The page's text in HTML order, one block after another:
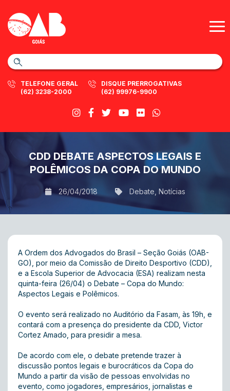
TELEFONE GERAL
(62) 3238-2000
DISQUE PRERROGATIVAS
(62) 99976-9900
CDD DEBATE ASPECTOS LEGAIS E
POLÊMICOS DA COPA DO MUNDO
26/04/2018 Debate Notícias
A Ordem dos Advogados do Brasil – Seção Goiás (OAB-
GO), por meio da Comissão de Direito Desportivo (CDD),
e a Escola Superior de Advocacia (ESA) realizam nesta
quinta-feira (26/04) o Debate – Copa do Mundo:
Aspectos Legais e Polêmicos.
O evento será realizado no Auditório da Fasam, às 19h, e
contará com a presença do presidente da CDD, Victor
Cortez Amado, para presidir a mesa.
De acordo com ele, o debate pretende trazer à
discussão pontos legais e burocráticos da Copa do
Mundo a partir da visão de pessoas envolvidas no
evento, como jogadores, empresários, jornalistas e